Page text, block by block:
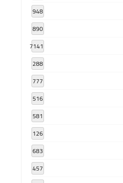
948
890
7141
288
777
516
581
126
683
457